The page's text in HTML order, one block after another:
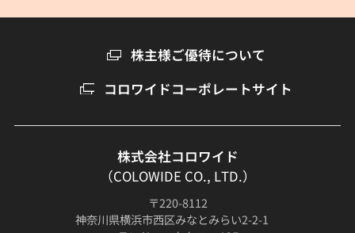
株主様ご優待について
コロワイドコーポレートサイト
株式会社コロワイド
（COLOWIDE CO., LTD.）
〒220-8112
神奈川県横浜市西区みなとみらい2-2-1